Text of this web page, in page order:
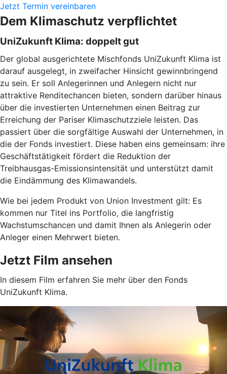
Jetzt Termin vereinbaren
Dem Klimaschutz verpflichtet
UniZukunft Klima: doppelt gut
Der global ausgerichtete Mischfonds UniZukunft Klima ist
darauf ausgelegt, in zweifacher Hinsicht gewinnbringend
zu sein. Er soll Anlegerinnen und Anlegern nicht nur
attraktive Renditechancen bieten, sondern darüber hinaus
über die investierten Unternehmen einen Beitrag zur
Erreichung der Pariser Klimaschutzziele leisten. Das
passiert über die sorgfältige Auswahl der Unternehmen, in
die der Fonds investiert. Diese haben eins gemeinsam: ihre
Geschäftstätigkeit fördert die Reduktion der
Treibhausgas-Emissionsintensität und unterstützt damit
die Eindämmung des Klimawandels.
Wie bei jedem Produkt von Union Investment gilt: Es
kommen nur Titel ins Portfolio, die langfristig
Wachstumschancen und damit Ihnen als Anlegerin oder
Anleger einen Mehrwert bieten.
Jetzt Film ansehen
In diesem Film erfahren Sie mehr über den Fonds
UniZukunft Klima.